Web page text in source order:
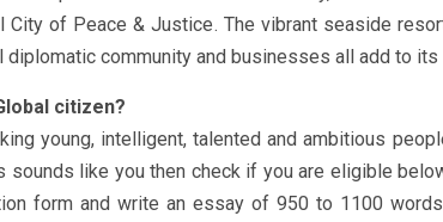
City of Peace & Justice. The vibrant seaside
diplomatic community and businesses all add to
citizen?
young, intelligent, talented and ambitious
sounds like you then check if you are eligible
form and write an essay of 950 to 1100